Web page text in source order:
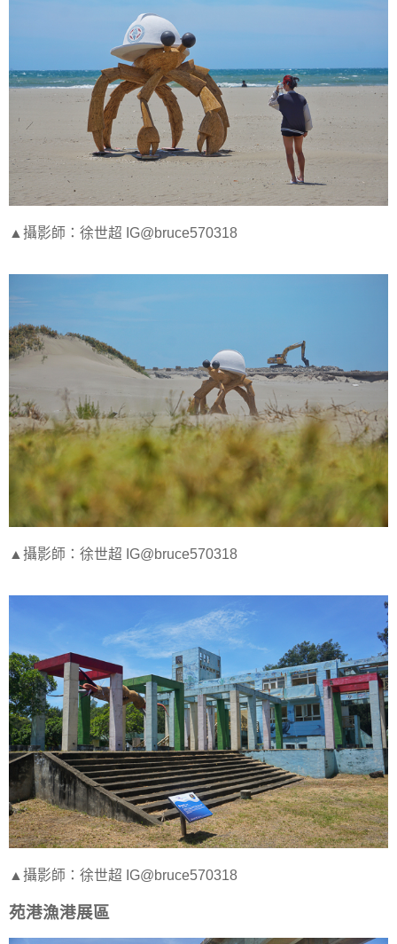
▲攝影師：徐世超 IG@bruce570318
▲攝影師：徐世超 IG@bruce570318
▲攝影師：徐世超 IG@bruce570318
苑港漁港展區